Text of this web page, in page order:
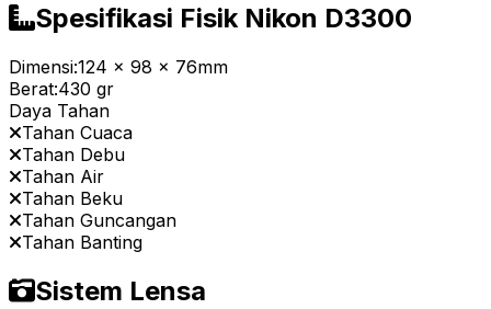
Spesifikasi Fisik Nikon D3300
Dimensi:124 x 98 x 76mm
Berat:430 gr
Daya Tahan
Tahan Cuaca
Tahan Debu
Tahan Air
Tahan Beku
Tahan Guncangan
Tahan Banting
Sistem Lensa